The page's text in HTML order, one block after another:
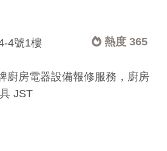
熱度 365
4號1樓
廚房電器設備報修服務，廚房
JST